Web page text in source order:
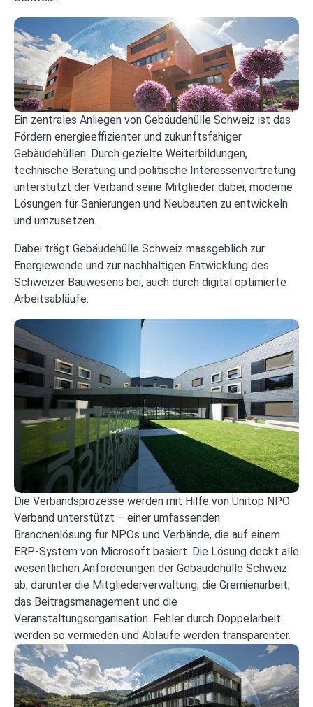
Ein zentrales Anliegen von Gebäudehülle Schweiz ist das
Fördern energieeffizienter und zukunftsfähiger
Gebäudehüllen. Durch gezielte Weiterbildungen,
technische Beratung und politische Interessenvertretung
unterstützt der Verband seine Mitglieder dabei, moderne
Lösungen für Sanierungen und Neubauten zu entwickeln
und umzusetzen.
Dabei trägt Gebäudehülle Schweiz massgeblich zur
Energiewende und zur nachhaltigen Entwicklung des
Schweizer Bauwesens bei, auch durch digital optimierte
Arbeitsabläufe.
Die Verbandsprozesse werden mit Hilfe von Unitop NPO
Verband unterstützt – einer umfassenden
Branchenlösung für NPOs und Verbände, die auf einem
ERP-System von Microsoft basiert. Die Lösung deckt alle
wesentlichen Anforderungen der Gebäudehülle Schweiz
ab, darunter die Mitgliederverwaltung, die Gremienarbeit,
das Beitragsmanagement und die
Veranstaltungsorganisation. Fehler durch Doppelarbeit
werden so vermieden und Abläufe werden transparenter.